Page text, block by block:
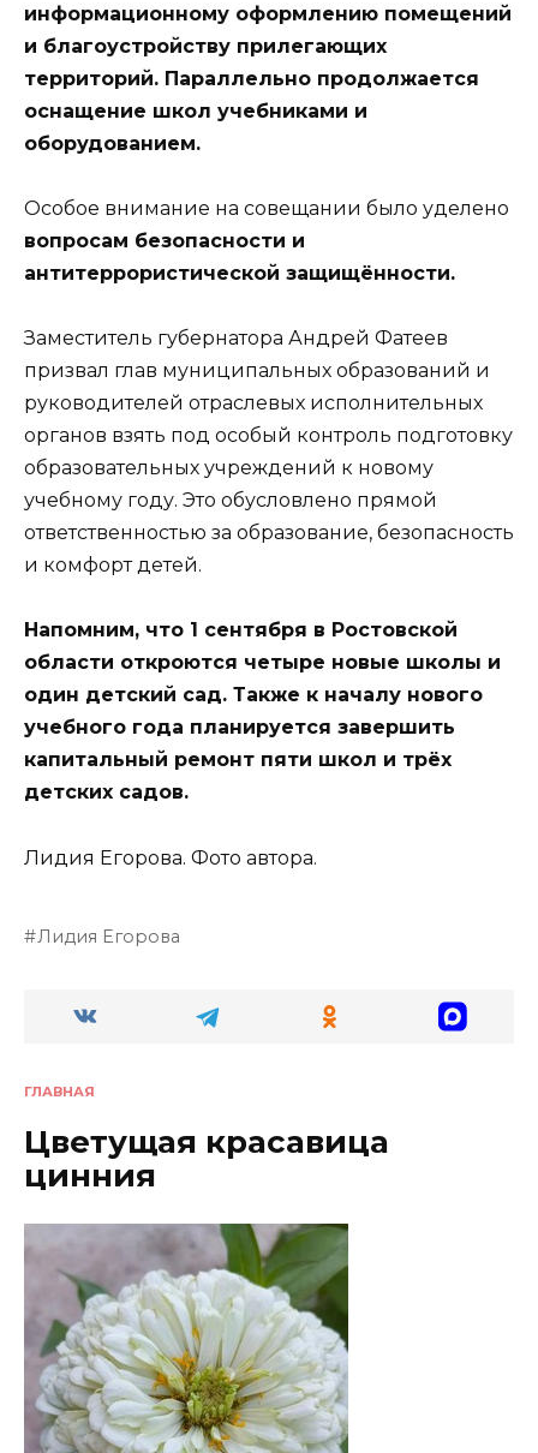
информационному оформлению помещений
и благоустройству прилегающих
территорий. Параллельно продолжается
оснащение школ учебниками и
оборудованием.
Особое внимание на совещании было уделено
вопросам безопасности и
антитеррористической защищённости.
Заместитель губернатора Андрей Фатеев
призвал глав муниципальных образований и
руководителей отраслевых исполнительных
органов взять под особый контроль подготовку
образовательных учреждений к новому
учебному году. Это обусловлено прямой
ответственностью за образование, безопасность
и комфорт детей.
Напомним, что 1 сентября в Ростовской
области откроются четыре новые школы и
один детский сад. Также к началу нового
учебного года планируется завершить
капитальный ремонт пяти школ и трёх
детских садов.
Лидия Егорова. Фото автора.
Лидия Егорова
ГЛАВНАЯ
Цветущая красавица
цинния